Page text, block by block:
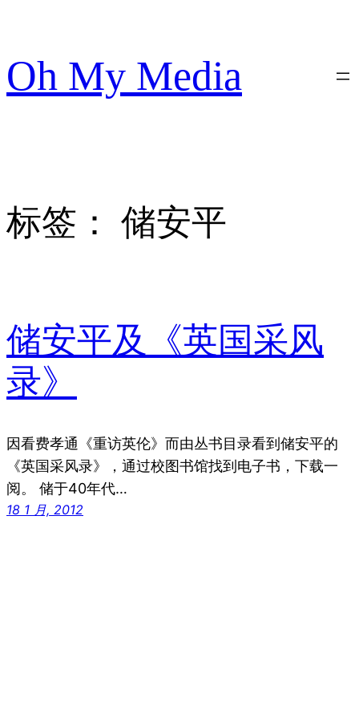
内
容
Oh My Media
标签： 储安平
储安平及《英国采风
录》
因看费孝通《重访英伦》而由丛书目录看到储安平的
《英国采风录》，通过校图书馆找到电子书，下载一
阅。 储于40年代…
18 1 月, 2012